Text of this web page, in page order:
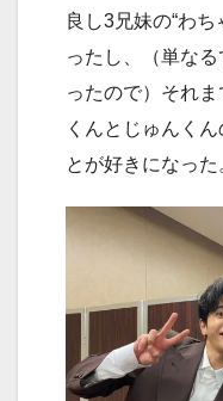
良し3兄妹の“わ
ったし、（単な
ったので）それ
くんとじゅんく
とが好きになった